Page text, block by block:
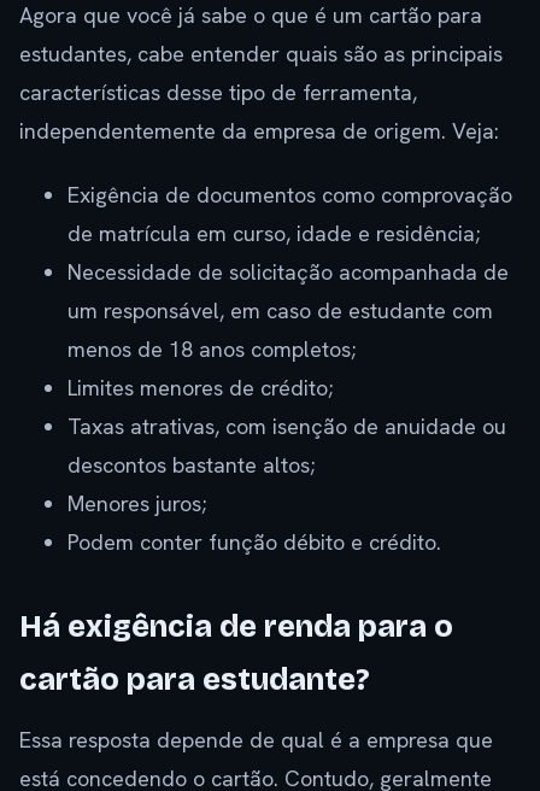
Agora que você já sabe o que é um cartão para
estudantes, cabe entender quais são as principais
características desse tipo de ferramenta,
independentemente da empresa de origem. Veja:
Exigência de documentos como comprovação
de matrícula em curso, idade e residência;
Necessidade de solicitação acompanhada de
um responsável, em caso de estudante com
menos de 18 anos completos;
Limites menores de crédito;
Taxas atrativas, com isenção de anuidade ou
descontos bastante altos;
Menores juros;
Podem conter função débito e crédito.
Há exigência de renda para o
cartão para estudante?
Essa resposta depende de qual é a empresa que
está concedendo o cartão. Contudo, geralmente